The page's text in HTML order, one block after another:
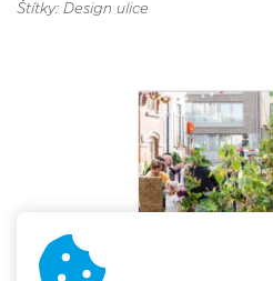
Štítky: Design ulice